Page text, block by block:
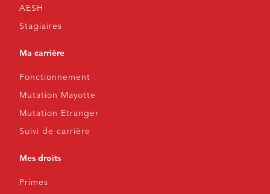
AESH
Stagiaires
Ma carrière
Fonctionnement
Mutation Mayotte
Mutation Etranger
Suivi de carrière
Mes droits
Primes